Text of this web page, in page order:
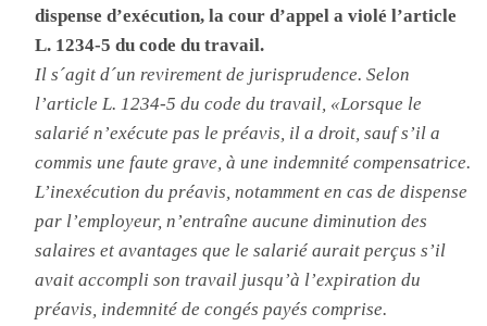
dispense d’exécution, la cour d’appel a violé l’article
L. 1234-5 du code du travail.
Il s´agit d´un revirement de jurisprudence.Selon
l’article L. 1234-5 du code du travail, «Lorsque le
salarié n’exécute pas le préavis, il a droit, sauf s’il a
commis une faute grave, à une indemnité compensatrice.
L’inexécution du préavis, notamment en cas de dispense
par l’employeur, n’entraîne aucune diminution des
salaires et avantages que le salarié aurait perçus s’il
avait accompli son travail jusqu’à l’expiration du
préavis, indemnité de congés payés comprise.